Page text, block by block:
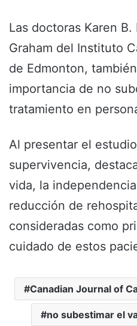
Las doctoras Karen
Graham del Instituto
de Edmonton,
importancia de no
tratamiento en
Al presentar el
supervivencia,
vida, la
reducción de
consideradas como
cuidado de estos
Canadian Journal of
no subestimar el